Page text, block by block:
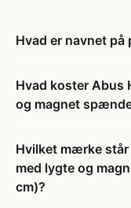
Hvad er navnet på
Hvad koster Abus
og magnet
Hvilket mærke
med lygte og
cm)?